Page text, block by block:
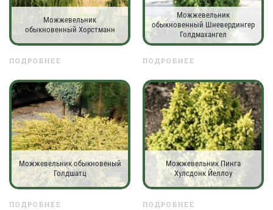
Можжевельник
обыкновенный Хорстманн
ПОДРОБНЕЕ
Можжевельник
обыкновенный Шневердингер
Голдмахангел
ПОДРОБНЕЕ
Можжевельник обыкновеный
Голдшатц
ПОДРОБНЕЕ
Можжевельник Пинга
Хулсдонк Йеллоу
ПОДРОБНЕЕ